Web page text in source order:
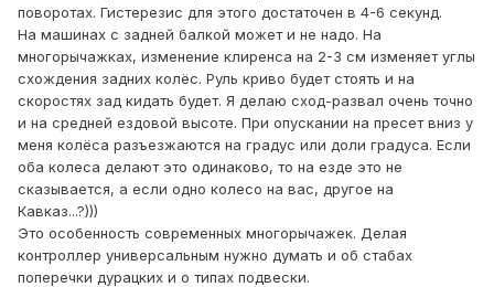
поворотах. Гистерезис для этого достаточен в 4-6 секунд.
На машинах с задней балкой может и не надо. На
многорычажках, изменение клиренса на 2-3 см изменяет углы
схождения задних колёс. Руль криво будет стоять и на
скоростях зад кидать будет. Я делаю сход-развал очень точно
и на средней ездовой высоте. При опускании на пресет вниз у
меня колёса разъезжаются на градус или доли градуса. Если
оба колеса делают это одинаково, то на езде это не
сказывается, а если одно колесо на вас, другое на
Кавказ...?)))
Это особенность современных многорычажек. Делая
контроллер универсальным нужно думать и об стабах
поперечки дурацких и о типах подвески.